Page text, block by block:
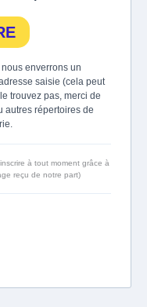
enverrons un
saisie (cela peut
trouvez pas, merci de
autres répertoires de
à tout moment grâce à
reçu de notre part)